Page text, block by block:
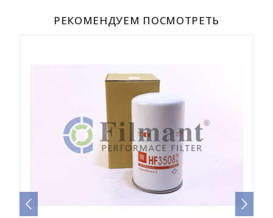
РЕКОМЕНДУЕМ ПОСМОТРЕТЬ